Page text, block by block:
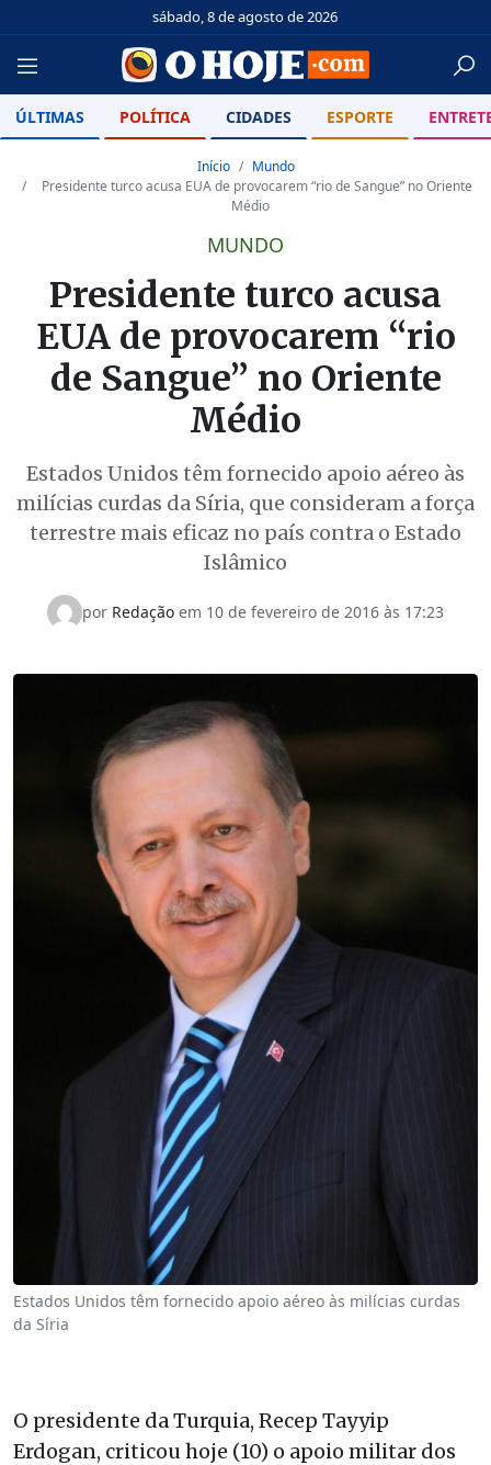
sábado, 8 de agosto de 2026
ÚLTIMAS POLÍTICA CIDADES ESPORTE
Início
Mundo
Presidente turco acusa EUA de provocarem “rio de Sangue” no Oriente
Médio
MUNDO
Presidente turco acusa
EUA de provocarem “rio
de Sangue” no Oriente
Médio
Estados Unidos têm fornecido apoio aéreo às
milícias curdas da Síria, que consideram a força
terrestre mais eficaz no país contra o Estado
Islâmico
por Redação em 10 de fevereiro de 2016 às 17:23
Estados Unidos têm fornecido apoio aéreo às milícias curdas
da Síria
O presidente da Turquia, Recep Tayyip
Erdogan, criticou hoje (10) o apoio militar dos